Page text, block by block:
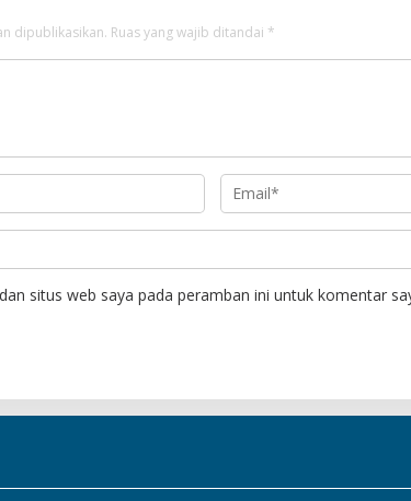
dipublikasikan. Ruas yang wajib ditandai *
situs web saya pada peramban ini untuk komentar